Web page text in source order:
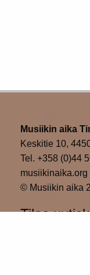
Musiikin aika
Keskitie 10,
Tel. +358 (0)44
musiikinaika.org
© Musiikin aika
Tilaa